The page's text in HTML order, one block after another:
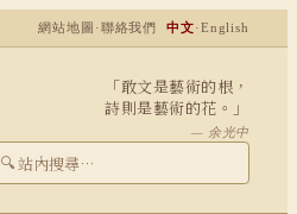
網站地圖 ·聯絡我們 中文·English
「敢文是藝術的根，
詩則是藝術的花。」
— 余光中
🔍